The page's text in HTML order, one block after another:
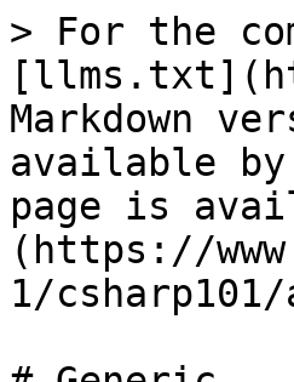
> For the
Markdown
available by
page is
(https://
1/